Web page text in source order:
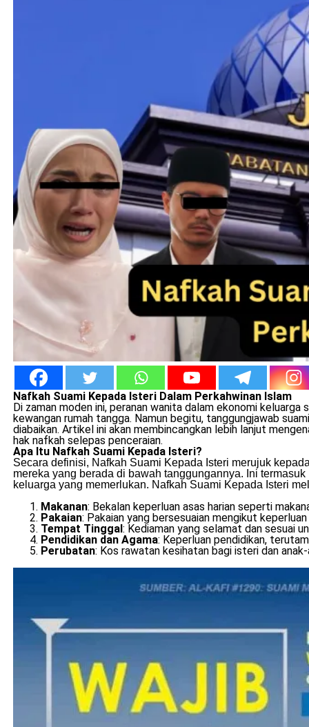
Nafkah Suami Kepada Isteri Dalam Perkahwinan Islam
Di zaman moden ini, peranan wanita dalam ekonomi
kewangan rumah tangga. Namun begitu, tanggungjawab
diabaikan. Artikel ini akan membincangkan lebih lanjut
hak nafkah selepas penceraian.
Apa Itu Nafkah Suami Kepada Isteri?
Secara definisi, Nafkah Suami Kepada Isteri merujuk
mereka yang berada di bawah tanggungannya. Ini
keluarga yang memerlukan. Nafkah Suami Kepada Isteri
Makanan: Bekalan keperluan asas harian seperti
Pakaian: Pakaian yang bersesuaian mengikut
Tempat Tinggal: Kediaman yang selamat dan sesuai
Pendidikan dan Agama: Keperluan pendidikan,
Perubatan: Kos rawatan kesihatan bagi isteri dan